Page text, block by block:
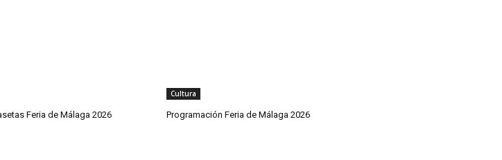
Feria de Málaga 2026
Cultura
Programación Feria de Málaga 2026